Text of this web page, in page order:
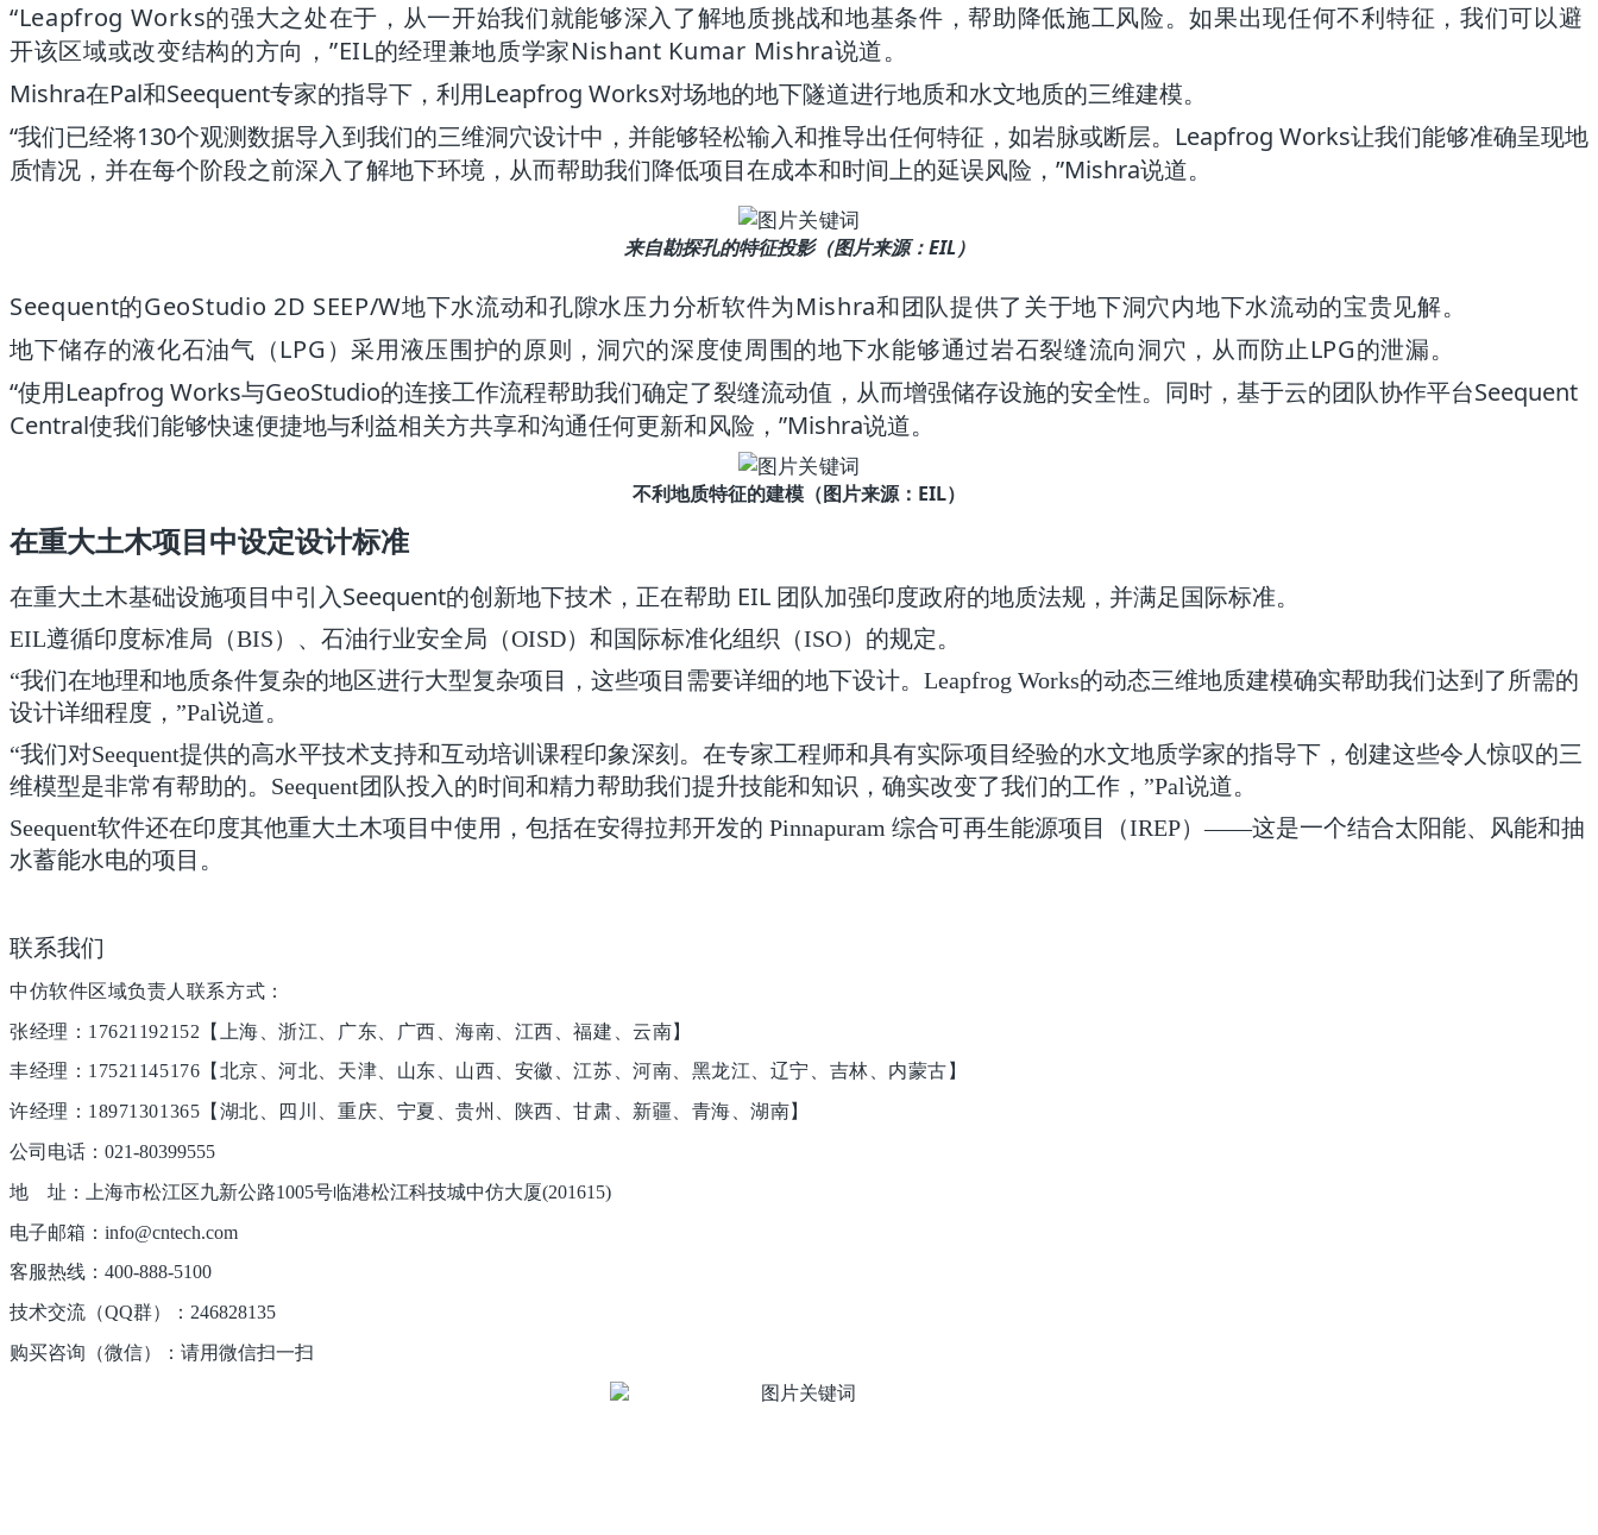
“Leapfrog Works的强大之处在于，从一开始我们就能够深入了解地质挑战和地基条件，帮助降低施工风险。如果出现任何不利特征，我们可以避
开该区域或改变结构的方向，”EIL的经理兼地质学家Nishant Kumar Mishra说道。
Mishra在Pal和Seequent专家的指导下，利用Leapfrog Works对场地的地下隧道进行地质和水文地质的三维建模。
“我们已经将130个观测数据导入到我们的三维洞穴设计中，并能够轻松输入和推导出任何特征，如岩脉或断层。Leapfrog Works让我们能够准确呈现地
质情况，并在每个阶段之前深入了解地下环境，从而帮助我们降低项目在成本和时间上的延误风险，”Mishra说道。
来自勘探孔的特征投影（图片来源：EIL）
Seequent的GeoStudio 2D SEEP/W地下水流动和孔隙水压力分析软件为Mishra和团队提供了关于地下洞穴内地下水流动的宝贵见解。
地下储存的液化石油气（LPG）采用液压围护的原则，洞穴的深度使周围的地下水能够通过岩石裂缝流向洞穴，从而防止LPG的泄漏。
“使用Leapfrog Works与GeoStudio的连接工作流程帮助我们确定了裂缝流动值，从而增强储存设施的安全性。同时，基于云的团队协作平台Seequent
Central使我们能够快速便捷地与利益相关方共享和沟通任何更新和风险，”Mishra说道。
不利地质特征的建模（图片来源：EIL）
在重大土木项目中设定设计标准
在重大土木基础设施项目中引入Seequent的创新地下技术，正在帮助 EIL 团队加强印度政府的地质法规，并满足国际标准。
EIL遵循印度标准局（BIS）、石油行业安全局（OISD）和国际标准化组织（ISO）的规定。
“我们在地理和地质条件复杂的地区进行大型复杂项目，这些项目需要详细的地下设计。Leapfrog Works的动态三维地质建模确实帮助我们达到了所需的
设计详细程度，”Pal说道。
“我们对Seequent提供的高水平技术支持和互动培训课程印象深刻。在专家工程师和具有实际项目经验的水文地质学家的指导下，创建这些令人惊叹的三
维模型是非常有帮助的。Seequent团队投入的时间和精力帮助我们提升技能和知识，确实改变了我们的工作，”Pal说道。
Seequent软件还在印度其他重大土木项目中使用，包括在安得拉邦开发的 Pinnapuram 综合可再生能源项目（IREP）——这是一个结合太阳能、风能和抽
水蓄能水电的项目。
联系我们
中仿软件区域负责人联系方式：
张经理：17621192152【上海、浙江、广东、广西、海南、江西、福建、云南】
丰经理：17521145176【北京、河北、天津、山东、山西、安徽、江苏、河南、黑龙江、辽宁、吉林、内蒙古】
许经理：18971301365【湖北、四川、重庆、宁夏、贵州、陕西、甘肃、新疆、青海、湖南】
公司电话：021-80399555
地 址：上海市松江区九新公路1005号临港松江科技城中仿大厦(201615)
电子邮箱：info@cntech.com
客服热线：400-888-5100
技术交流（QQ群）：246828135
购买咨询（微信）：请用微信扫一扫